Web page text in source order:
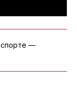
спорте —